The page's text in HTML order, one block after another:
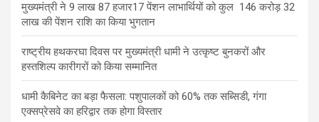
मुख्यमंत्री ने 9 लाख 87 हजार17 पेंशन लाभार्थियों को कुल 146 करोड़ 32
लाख की पेंशन राशि का किया भुगतान
राष्ट्रीय हथकरघा दिवस पर मुख्यमंत्री धामी ने उत्कृष्ट बुनकरों और
हस्तशिल्प कारीगरों को किया सम्मानित
​धामी कैबिनेट का बड़ा फैसला: पशुपालकों को 60% तक सब्सिडी, गंगा
एक्सप्रेसवे का हरिद्वार तक होगा विस्तार